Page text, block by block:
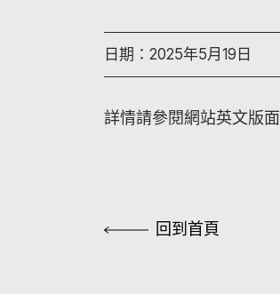
日期：2025年5月19日
詳情請參閱網站英文版面
回到首頁